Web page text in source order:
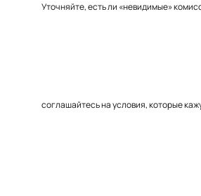
Уточняйте, есть ли «невидимые»
соглашайтесь на условия, которые